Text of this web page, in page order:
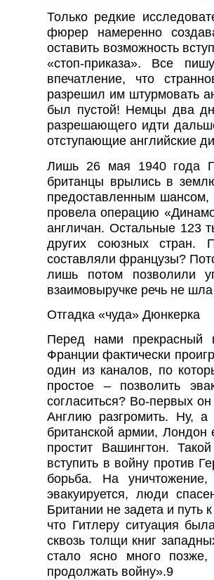
Только редкие
фюрер намеренно
оставить возможность
«стоп-приказа». Все
впечатление, что
разрешил им штурмовать
был пустой! Немцы два
разрешающего идти
отступающие английские
Лишь 26 мая 1940 года
британцы врылись в
предоставленным
провела операцию
англичан. Остальные 123
других союзных стран.
составляли французы?
лишь потом позволили
взаимовыручке речь не
Отгадка «чуда» Дюнкерка
Перед нами прекрасный
Франции фактически
один из каналов, по
простое – позволить
согласиться? Во-первых
Англию разгромить. Ну, а
британской армии,
простит Вашингтон.
вступить в войну против
борьба. На
эвакуируется, люди
Британии не задета и
что Гитлеру ситуация
сквозь толщи книг
стало ясно много
продолжать войну».9